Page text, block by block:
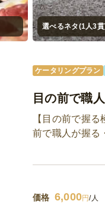
選べるネタ(1人3
ケータリングプラン
目の前で職
【目の前で握
前で職人が握る
価格 6,000円/人